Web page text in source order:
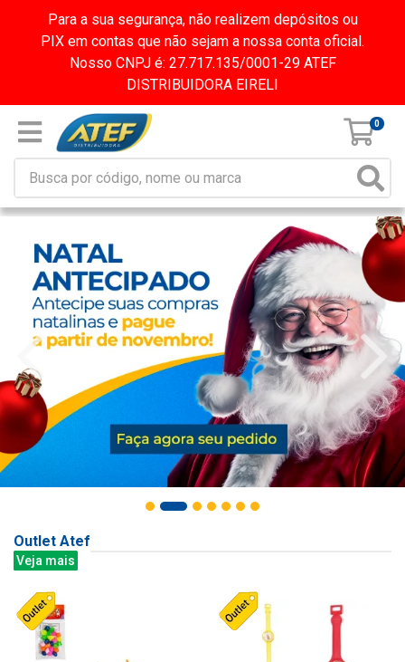
Para a sua segurança, não realizem depósitos ou
PIX em contas que não sejam a nossa conta oficial.
Nosso CNPJ é: 27.717.135/0001-29 ATEF
DISTRIBUIDORA EIRELI
0
Outlet Atef
Veja mais